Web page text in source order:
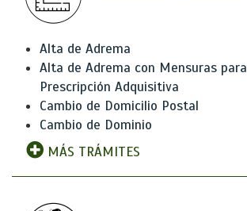
Alta de Adrema
Alta de Adrema con Mensuras para
Prescripción Adquisitiva
Cambio de Domicilio Postal
Cambio de Dominio
MÁS TRÁMITES